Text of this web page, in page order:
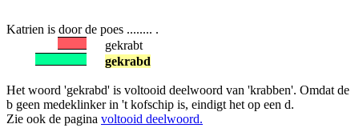
Katrien is door de poes ........ .
gekrabt
gekrabd
Het woord 'gekrabd' is voltooid deelwoord van 'krabben'. Omdat de
b geen medeklinker in 't kofschip is, eindigt het op een d.
Zie ook de pagina voltooid deelwoord.